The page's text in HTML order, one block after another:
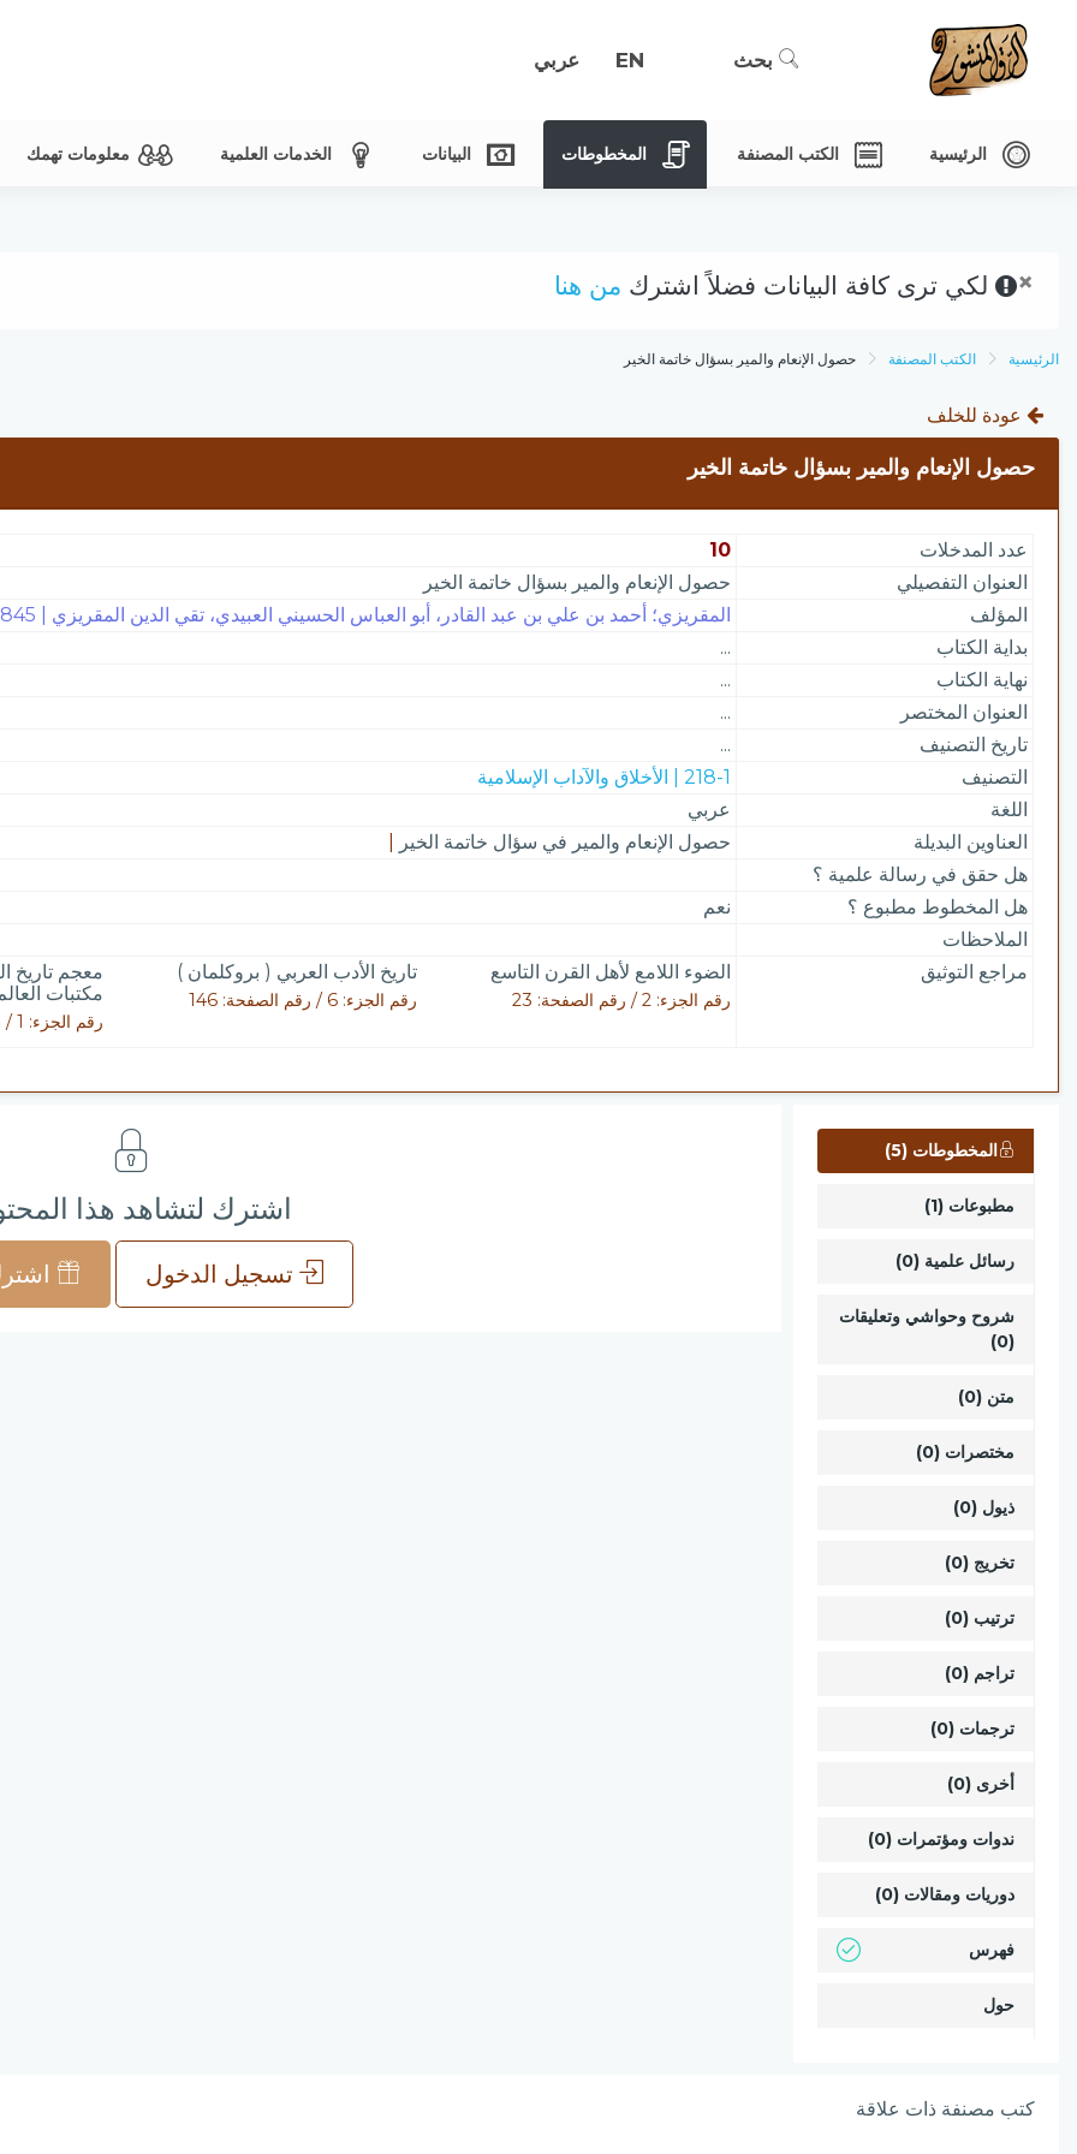
بحث EN عربي
الرئيسية الكتب المصنفة المخطوطات البيانات الخدمات العلمية معلومات تهمك
× لكي ترى كافة البيانات فضلاً اشترك من هنا
الرئيسية الكتب المصنفة حصول الإنعام والمير بسؤال خاتمة الخير
عودة للخلف
حصول الإنعام والمير بسؤال خاتمة الخير
عدد المدخلات
10
العنوان التفصيلي
حصول الإنعام والمير بسؤال خاتمة الخير
المؤلف
المقريزي؛ أحمد بن علي بن عبد القادر، أبو العباس الحسيني العبيدي، تقي الدين المقريزي | 845
بداية الكتاب
...
نهاية الكتاب
...
العنوان المختصر
...
تاريخ التصنيف
...
التصنيف
218-1 | الأخلاق والآداب الإسلامية
اللغة
عربي
العناوين البديلة
حصول الإنعام والمير في سؤال خاتمة الخير
هل حقق في رسالة علمية ؟
هل المخطوط مطبوع ؟
نعم
الملاحظات
مراجع التوثيق
الضوء اللامع لأهل القرن التاسع
رقم الجزء: 2 / رقم الصفحة: 23
تاريخ الأدب العربي ( بروكلمان )
رقم الجزء: 6 / رقم الصفحة: 146
معجم تاريخ
مكتبات
رقم الجزء: 1 / رقم الصفحة: 352
المخطوطات (5)
مطبوعات (1)
رسائل علمية (0)
شروح وحواشي وتعليقات
(0)
متن (0)
مختصرات (0)
ذيول (0)
تخريج (0)
ترتيب (0)
تراجم (0)
ترجمات (0)
أخرى (0)
ندوات ومؤتمرات (0)
دوريات ومقالات (0)
فهرس
حول
اشترك لتشاهد هذا
تسجيل الدخول
كتب مصنفة ذات علاقة